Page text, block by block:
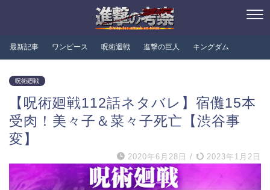
最新記事 ワンピース 呪術迴戦 進撃の巨人 キングダム
呪術廻戦
【呪術廻戦112話ネタバレ】宿儺15本
受肉！美々子＆菜々子死亡【渋谷事
変】
2020年6月28日 / 2023年1月2日